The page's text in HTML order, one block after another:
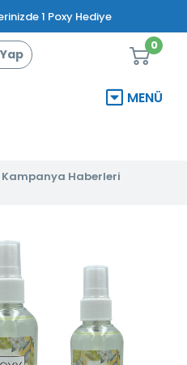
1 Poxy Hediye
0
MENÜ
Kampanya Haberleri